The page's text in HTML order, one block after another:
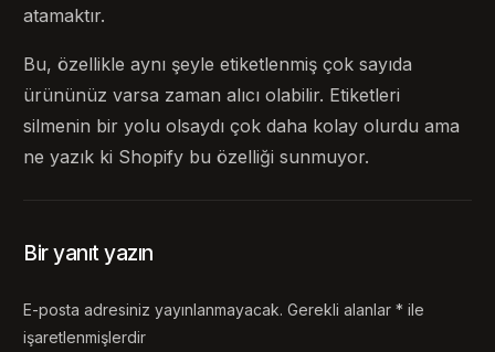
atamaktır.
Bu, özellikle aynı şeyle etiketlenmiş çok sayıda
ürününüz varsa zaman alıcı olabilir. Etiketleri
silmenin bir yolu olsaydı çok daha kolay olurdu ama
ne yazık ki Shopify bu özelliği sunmuyor.
Bir yanıt yazın
E-posta adresiniz yayınlanmayacak. Gerekli alanlar* ile
işaretlenmişlerdir